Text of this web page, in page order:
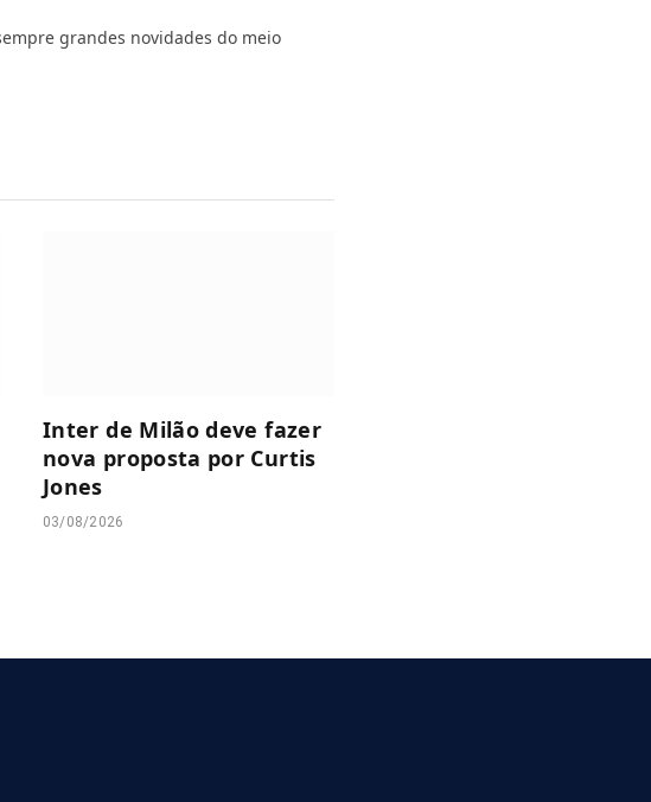
grandes novidades do meio
Inter de Milão deve fazer
nova proposta por Curtis
Jones
03/08/2026